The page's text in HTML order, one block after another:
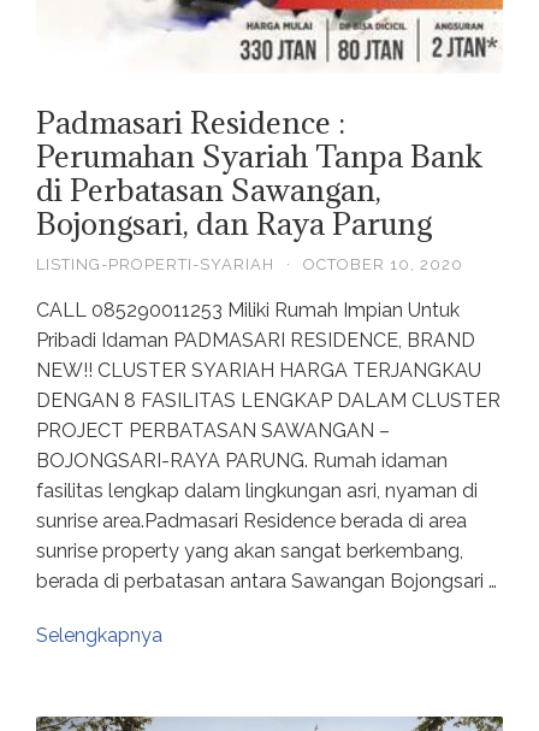
Padmasari Residence :
Perumahan Syariah Tanpa Bank
di Perbatasan Sawangan,
Bojongsari, dan Raya Parung
LISTING-PROPERTI-SYARIAH · OCTOBER 10, 2020
CALL 085290011253 Miliki Rumah Impian Untuk
Pribadi Idaman PADMASARI RESIDENCE, BRAND
NEW!! CLUSTER SYARIAH HARGA TERJANGKAU
DENGAN 8 FASILITAS LENGKAP DALAM CLUSTER
PROJECT PERBATASAN SAWANGAN –
BOJONGSARI-RAYA PARUNG. Rumah idaman
fasilitas lengkap dalam lingkungan asri, nyaman di
sunrise area.Padmasari Residence berada di area
sunrise property yang akan sangat berkembang,
berada di perbatasan antara Sawangan Bojongsari …
Selengkapnya